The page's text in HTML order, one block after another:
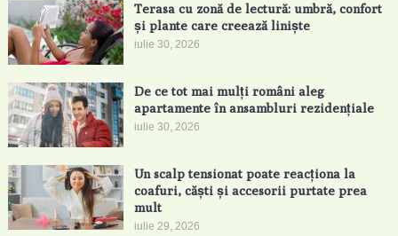
Terasa cu zonă de lectură: umbră, confort
și plante care creează liniște
iulie 30, 2026
De ce tot mai mulți români aleg
apartamente în ansambluri rezidențiale
iulie 30, 2026
Un scalp tensionat poate reacționa la
coafuri, căști și accesorii purtate prea
mult
iulie 29, 2026